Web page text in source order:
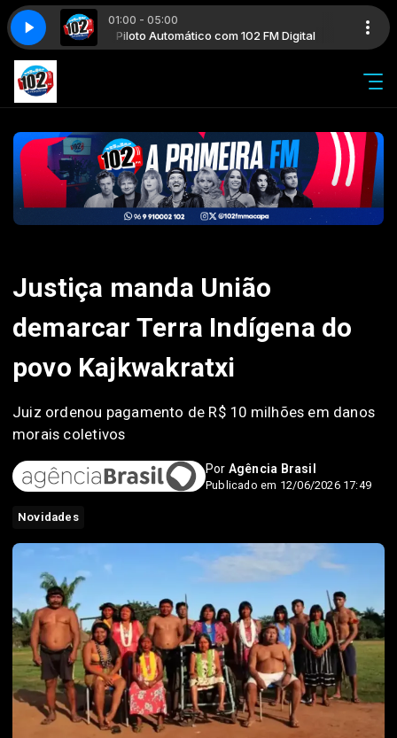
01:00 - 05:00
Digital Piloto Automático com 102 FM Digital
Justiça manda União
demarcar Terra Indígena do
povo Kajkwakratxi
Juiz ordenou pagamento de R$ 10 milhões em danos
morais coletivos
Por Agência Brasil
Publicado em 12/06/2026 17:49
Novidades